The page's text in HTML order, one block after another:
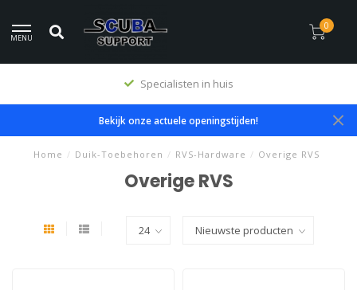
MENU
0
Specialisten in huis
Bekijk onze actuele openingstijden!
Home / Duik-Toebehoren / RVS-Hardware / Overige RVS
Overige RVS